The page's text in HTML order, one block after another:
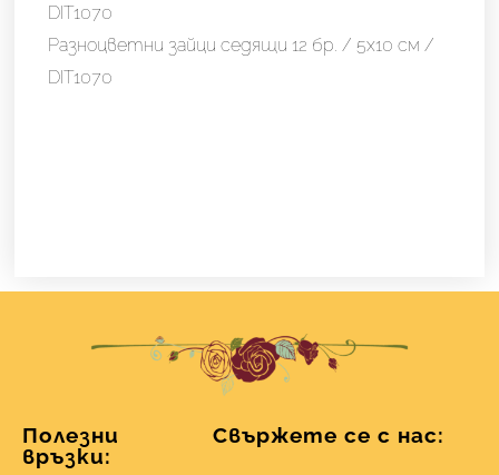
DIT1070
DIT1070
Разноцветни зайци седящи 12 бр. / 5х10 см /
DIT1070
Полезни
връзки:
Свържете се с нас: